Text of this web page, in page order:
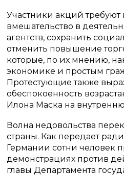
Участники акций требуют
вмешательство в
агентств, сохранить
отменить повышение
которые, по их мнению,
экономике и простым
Протестующие также
обеспокоенность
Илона Маска на
Волна недовольства
страны. Как передает
Германии сотни человек
демонстрациях против
главы Департамента